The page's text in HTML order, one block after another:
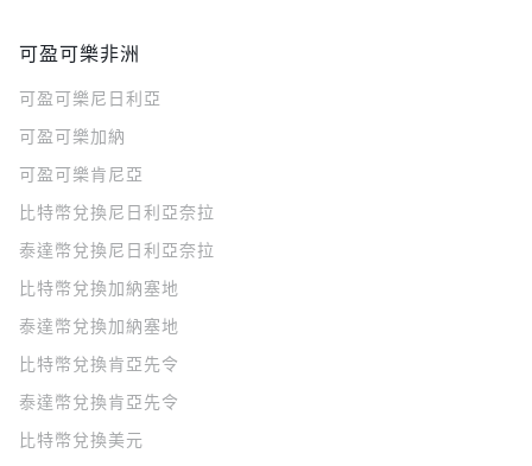
可盈可樂非洲
可盈可樂 尼日利亞
可盈可樂加納
可盈可樂肯尼亞
比特幣兌換尼日利亞奈拉
泰達幣兌換尼日利亞奈拉
比特幣兌換加納塞地
泰達幣兌換加納塞地
比特幣兌換肯亞先令
泰達幣兌換肯亞先令
比特幣兌換美元